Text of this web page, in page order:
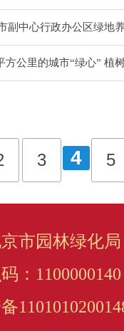
副中心行政办公区绿地
方公里的城市“绿心” 植
3 4 5
市园林绿化
：1100000140